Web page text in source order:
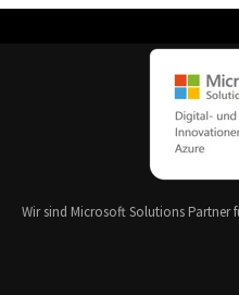
Wir sind Microsoft Solutions Partner